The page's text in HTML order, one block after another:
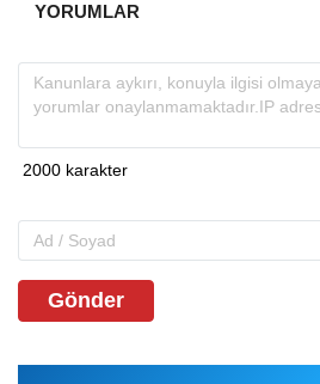
YORUMLAR
Gönder